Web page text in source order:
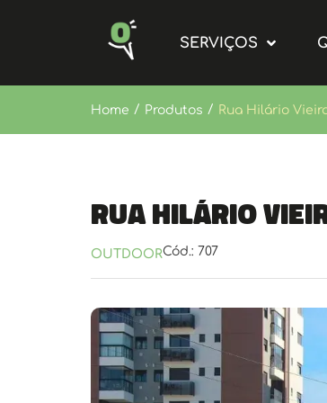
SERVIÇOS
Home / Produtos / Rua Hilário
Rua Hilário
OUTDOORCód.: 707